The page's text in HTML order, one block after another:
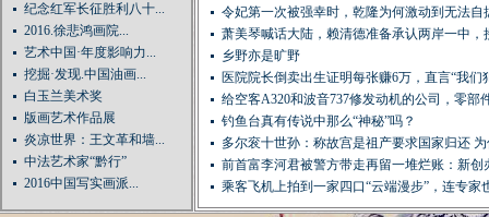
纪念红军长征胜利八十...
2016.徐悲鸿画院...
艺术中国·年度影响力...
挖掘·发现.中国油画...
白玉兰美术奖
版画艺术作品展
炎凉世界：王文革和墙...
中法艺术家“黔行”
2016中国写实画派...
令妃第一次被强幸时，乾隆为何激动到无法自
萧美琴喊话大陆，赖清德准备承认两岸一中，
是...乡野亦是旷野
医院院长倒卖出生证明每张赚6万，直言“我们
死...给空客A320和波音737修发动机的公司，零部
钓鱼台真有传说中那么“神秘”吗？
多尔衮十世孙：称故宫是祖产要求国家归还
血...前首富李河君被警方带走再留一堆烂账：新创
集...乘客飞机上拍到一家四口“云端漫步”，连专家
解...